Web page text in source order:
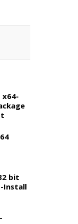
x64-
bit
Install